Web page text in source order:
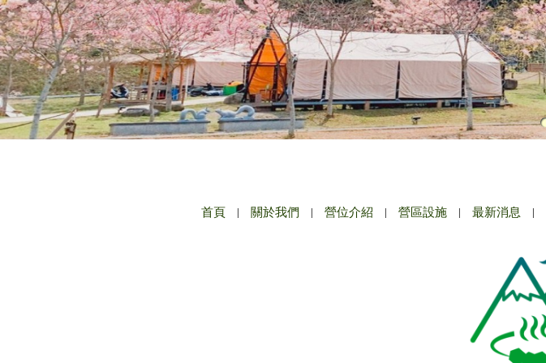
首頁 | 關於我們 | 營位介紹 | 營區設施 | 最新消息 |